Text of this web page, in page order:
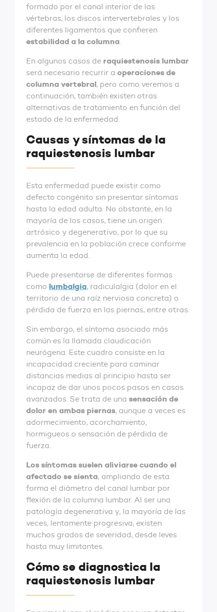
formado por el canal interior de las
vértebras, los discos intervertebrales y los
diferentes ligamentos que confieren
estabilidad a la columna.
En algunos casos de raquiestenosis lumbar
será necesario recurrir a operaciones de
columna vertebral, pero como veremos a
continuación, también existen otras
alternativas de tratamiento en función del
estado de la enfermedad.
Causas y síntomas de la
raquiestenosis lumbar
Esta enfermedad puede existir como
defecto congénito sin presentar síntomas
hasta la edad adulta. No obstante, en la
mayoría de los casos, tiene un origen
artrósico y degenerativo, por lo que su
prevalencia en la población crece conforme
aumenta la edad.
Puede presentarse de diferentes formas
como lumbalgia, radiculalgia (dolor en el
territorio de una raíz nerviosa concreta) o
pérdida de fuerza en las piernas, entre otras.
Sin embargo, el síntoma asociado más
común es la llamada claudicación
neurógena. Este cuadro consiste en la
incapacidad creciente para caminar
distancias medias al principio hasta ser
incapaz de dar unos pocos pasos en casos
avanzados. Se trata de una sensación de
dolor en ambas piernas, aunque a veces es
adormecimiento, acorchamiento,
hormigueos o sensación de pérdida de
fuerza.
Los síntomas suelen aliviarse cuando el
afectado se sienta, ampliando de esta
forma el diámetro del canal lumbar por
flexión de la columna lumbar. Al ser una
patología degenerativa y, la mayoría de las
veces, lentamente progresiva, existen
muchos grados de severidad, desde leves
hasta muy limitantes.
Cómo se diagnostica la
raquiestenosis lumbar